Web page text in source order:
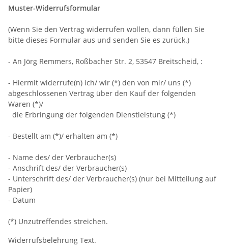
Muster-Widerrufsformular
(Wenn Sie den Vertrag widerrufen wollen, dann füllen Sie
bitte dieses Formular aus und senden Sie es zurück.)
- An Jörg Remmers, Roßbacher Str. 2, 53547 Breitscheid, :
- Hiermit widerrufe(n) ich/ wir (*) den von mir/ uns (*)
abgeschlossenen Vertrag über den Kauf der folgenden
Waren (*)/
die Erbringung der folgenden Dienstleistung (*)
- Bestellt am (*)/ erhalten am (*)
- Name des/ der Verbraucher(s)
- Anschrift des/ der Verbraucher(s)
- Unterschrift des/ der Verbraucher(s) (nur bei Mitteilung auf
Papier)
- Datum
(*) Unzutreffendes streichen.
Widerrufsbelehrung Text.